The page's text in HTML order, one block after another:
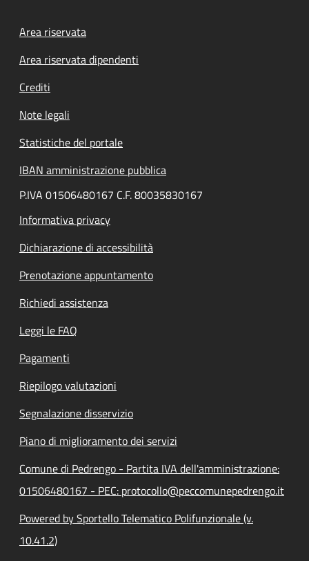
Footer menu
Area riservata
Area riservata dipendenti
Crediti
Note legali
Statistiche del portale
IBAN amministrazione pubblica
P.IVA 01506480167 C.F. 80035830167
Informativa privacy
Dichiarazione di accessibilità
Prenotazione appuntamento
Richiedi assistenza
Leggi le FAQ
Pagamenti
Riepilogo valutazioni
Segnalazione disservizio
Piano di miglioramento dei servizi
Comune di Pedrengo - Partita IVA dell'amministrazione:
01506480167 - PEC: protocollo@peccomunepedrengo.it
Powered by Sportello Telematico Polifunzionale (v.
10.41.2)